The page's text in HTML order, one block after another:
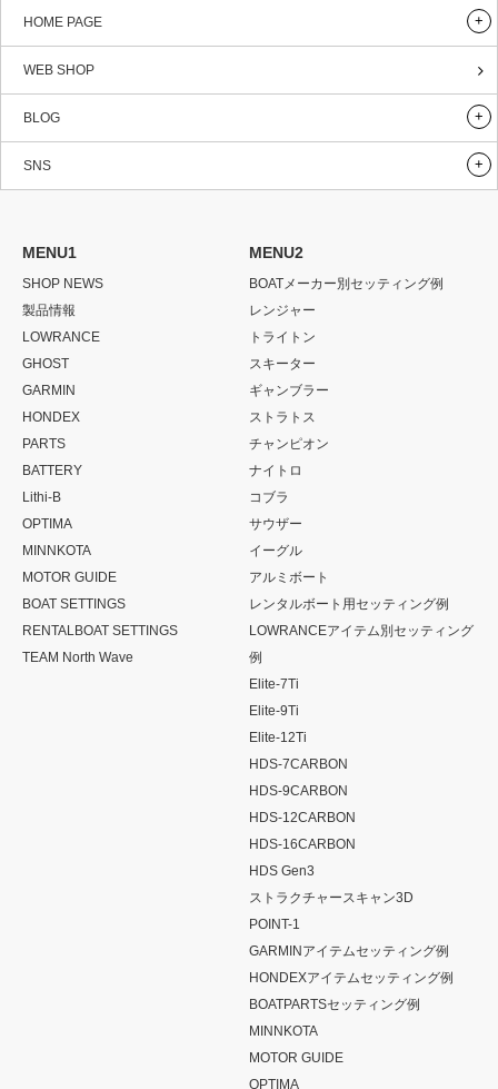
HOME PAGE
WEB SHOP
BLOG
SNS
MENU1
SHOP NEWS
製品情報
LOWRANCE
GHOST
GARMIN
HONDEX
PARTS
BATTERY
Lithi-B
OPTIMA
MINNKOTA
MOTOR GUIDE
BOAT SETTINGS
RENTALBOAT SETTINGS
TEAM North Wave
MENU2
BOATメーカー別セッティング例
レンジャー
トライトン
スキーター
ギャンブラー
ストラトス
チャンピオン
ナイトロ
コブラ
サウザー
イーグル
アルミボート
レンタルボート用セッティング例
LOWRANCEアイテム別セッティング
例
Elite-7Ti
Elite-9Ti
Elite-12Ti
HDS-7CARBON
HDS-9CARBON
HDS-12CARBON
HDS-16CARBON
HDS Gen3
ストラクチャースキャン3D
POINT-1
GARMINアイテムセッティング例
HONDEXアイテムセッティング例
BOATPARTSセッティング例
MINNKOTA
MOTOR GUIDE
OPTIMA